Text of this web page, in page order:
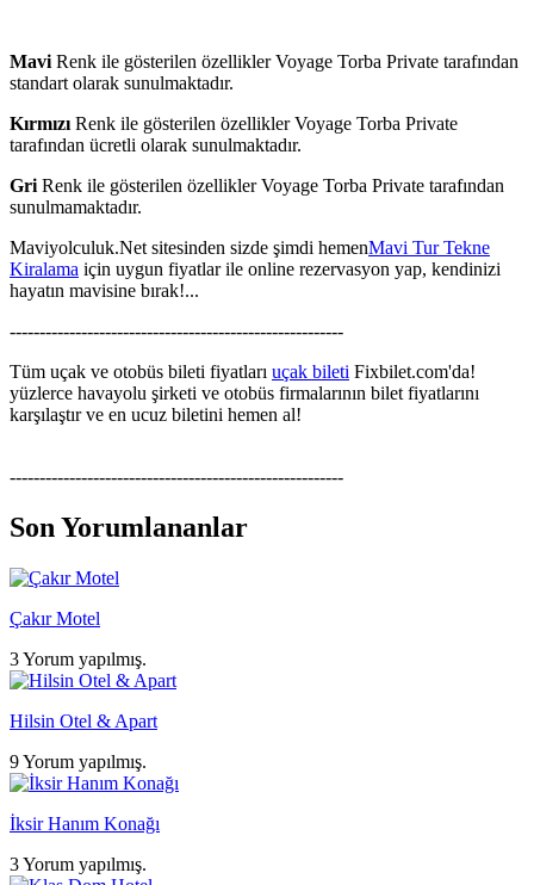
Mavi Renk ile gösterilen özellikler Voyage Torba Private tarafından
standart olarak sunulmaktadır.
Kırmızı Renk ile gösterilen özellikler Voyage Torba Private
tarafından ücretli olarak sunulmaktadır.
Gri Renk ile gösterilen özellikler Voyage Torba Private tarafından
sunulmamaktadır.
Maviyolculuk.Net sitesinden sizde şimdi hemenMavi Tur Tekne
Kiralama için uygun fiyatlar ile online rezervasyon yap, kendinizi
hayatın mavisine bırak!...
--------------------------------------------------------
Tüm uçak ve otobüs bileti fiyatları uçak bileti Fixbilet.com'da!
yüzlerce havayolu şirketi ve otobüs firmalarının bilet fiyatlarını
karşılaştır ve en ucuz biletini hemen al!
--------------------------------------------------------
Son Yorumlananlar
Çakır Motel
3 Yorum yapılmış.
Hilsin Otel & Apart
9 Yorum yapılmış.
İksir Hanım Konağı
3 Yorum yapılmış.